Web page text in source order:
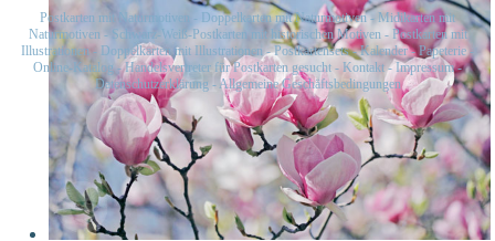
Postkarten mit Naturmotiven - Doppelkarten mit Naturmotiven- Midikarten mit
Naturmotiven - Schwarz-Weiß-Postkarten mit historischen Motiven- Postkarten mit
Illustrationen - Doppelkarten mit Illustrationen-Postkartensets-Kalender-Papeterie -
Online-Katalog-Handelsvertreter für Postkarten gesucht - Kontakt-Impressum-
Datenschutzerklärung - Allgemeine Geschäftsbedingungen